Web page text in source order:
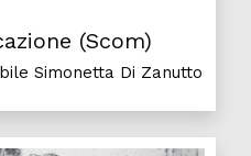
(Scom)
Simonetta Di Zanutto